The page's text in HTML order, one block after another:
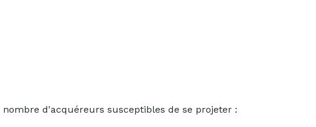
d'acquéreurs susceptibles de se projeter :